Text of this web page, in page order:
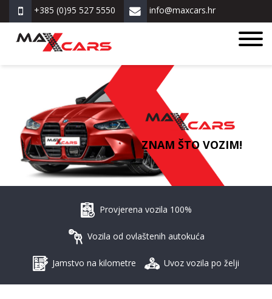
+385 (0)95 527 5550 info@maxcars.hr
ZNAM ŠTO VOZIM!
Provjerena vozila 100%
Vozila od ovlaštenih autokuća
Jamstvo na kilometre Uvoz vozila po želji